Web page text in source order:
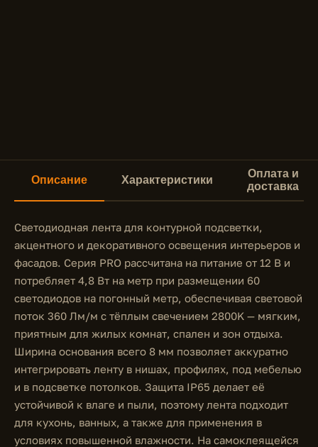
Описание Характеристики
Оплата и
доставка
Светодиодная лента для контурной подсветки,
акцентного и декоративного освещения интерьеров и
фасадов. Серия PRO рассчитана на питание от 12 В и
потребляет 4,8 Вт на метр при размещении 60
светодиодов на погонный метр, обеспечивая световой
поток 360 Лм/м с тёплым свечением 2800K — мягким,
приятным для жилых комнат, спален и зон отдыха.
Ширина основания всего 8 мм позволяет аккуратно
интегрировать ленту в нишах, профилях, под мебелью
и в подсветке потолков. Защита IP65 делает её
устойчивой к влаге и пыли, поэтому лента подходит
для кухонь, ванных, а также для применения в
условиях повышенной влажности. На самоклеящейся